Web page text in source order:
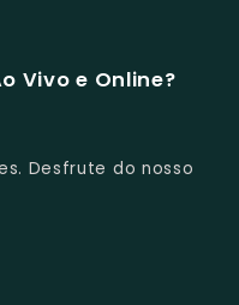
Vivo e Online?
Desfrute do nosso